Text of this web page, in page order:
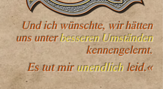
Und ich wünschte, wir hätten
uns unterbesseren Umständen
kennengelernt.
Es tut mirunendlichleid.«